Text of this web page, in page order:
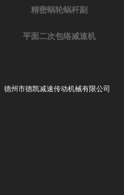
精密蜗轮蜗杆副
平面二次包络减速机
德州市德凯减速传动机械有限公司